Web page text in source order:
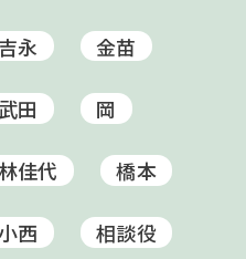
吉永 金苗
武田 岡
佳代 橋本
小西 相談役